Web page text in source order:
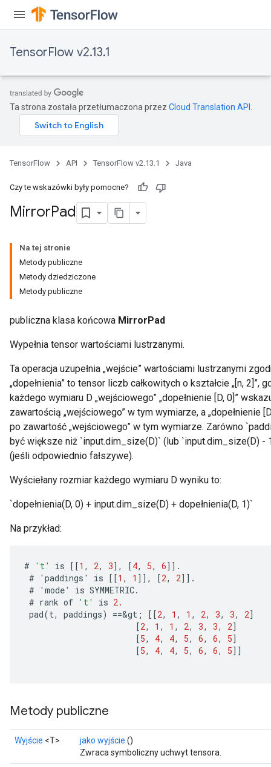
TensorFlow v2.13.1
Ta strona została przetłumaczona przez Cloud Translation API
TensorFlow API TensorFlow v2.13.1 Java
Czy te wskazówki były pomocne?
MirrorPad
Na tej stronie
Metody publiczne
Metody dziedziczone
Metody publiczne
publiczna klasa końcowa MirrorPad
Wypełnia tensor wartościami lustrzanymi.
Ta operacja uzupełnia „wejście” wartościami lustrzanymi
„dopełnienia” to tensor liczb całkowitych o kształcie „[n, 2]”,
każdego wymiaru D „wejściowego” „dopełnienie [D, 0]”
zawartością „wejściowego” w tym wymiarze, a „dopełnienie
po zawartość „wejściowego” w tym wymiarze. Zarówno
być większe niż `input.dim_size(D)` (lub `input.dim_size(D) -
(jeśli odpowiednio fałszywe).
Wyściełany rozmiar każdego wymiaru D wyniku to:
`dopełnienia(D, 0) + input.dim_size(D) + dopełnienia(D, 1)`
Na przykład:
# 't' is [[1 , 2, 3] , [4, 5, 6]] .
#
' paddings ' is [[1 , 1 ]] , [2, 2]] .
#
' mode' is SYMMETRIC.
# rank of 't' is 2.
pad(t, paddings) ==&gt ; [[2, 1 , 1 , 2, 3, 3, 2]
[2, 1 , 1 , 2, 3, 3, 2]
[5, 4, 4, 5, 6, 6, 5]
[5, 4, 4, 5, 6, 6, 5]]
Metody publiczne
Wyjście <T> jako wyjście ()
Zwraca symboliczny uchwyt tensora.